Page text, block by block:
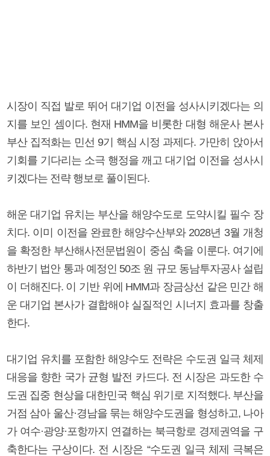
시장이 직접 발로 뛰어 대기업 이전을 성사시키겠다는 의
지를 보인 셈이다. 현재 HMM을 비롯한 대형 해운사 본사
부산 집적화는 민선 9기 핵심 시정 과제다. 가만히 앉아서
기회를 기다리는 소극 행정을 깨고 대기업 이전을 성사시
키겠다는 전략 행보로 풀이된다.
해운 대기업 유치는 부산을 해양수도로 도약시킬 필수 장
치다. 이미 이전을 완료한 해양수산부와 2028년 3월 개청
을 확정한 부산해사전문법원이 중심 축을 이룬다. 여기에
하반기 법안 통과 예정인 50조 원 규모 동남투자공사 설립
이 더해진다. 이 기반 위에 HMM과 장금상선 같은 민간 해
운 대기업 본사가 결합해야 실질적인 시너지 효과를 창출
한다.
대기업 유치를 포함한 해양수도 전략은 수도권 일극 체제
대응을 향한 국가 균형 발전 카드다. 전 시장은 과도한 수
도권 집중 현상을 대한민국 핵심 위기로 지적했다. 부산을
거점 삼아 울산·경남을 묶는 해양수도권을 형성하고, 나아
가 여수·광양·포항까지 연결하는 북극항로 경제권역을 구
축한다는 구상이다. 전 시장은 “수도권 일극 체제 극복은